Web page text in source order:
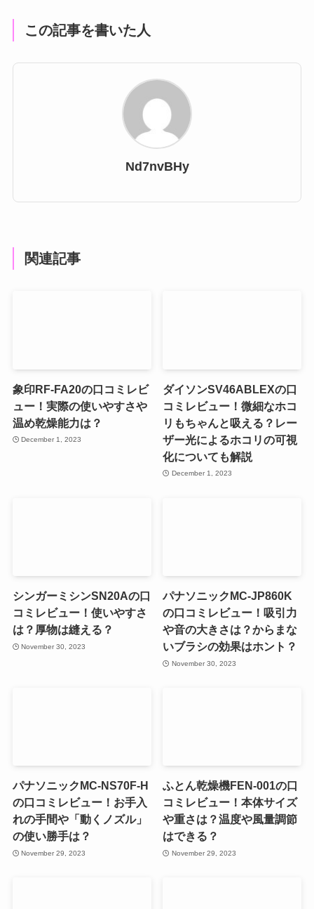
この記事を書いた人
Nd7nvBHy
関連記事
象印RF-FA20の口コミレビ
ュー！実際の使いやすさや
温め乾燥能力は？
December 1, 2023
ダイソンSV46ABLEXの口
コミレビュー！微細なホコ
リもちゃんと吸える？レー
ザー光によるホコリの可視
化についても解説
December 1, 2023
シンガーミシンSN20Aの口
コミレビュー！使いやすさ
は？厚物は縫える？
November 30, 2023
パナソニックMC-JP860K
の口コミレビュー！吸引力
や音の大きさは？からまな
いブラシの効果はホント？
November 30, 2023
パナソニックMC-NS70F-H
の口コミレビュー！お手入
れの手間や「動くノズル」
の使い勝手は？
November 29, 2023
ふとん乾燥機FEN-001の口
コミレビュー！本体サイズ
や重さは？温度や風量調節
はできる？
November 29, 2023